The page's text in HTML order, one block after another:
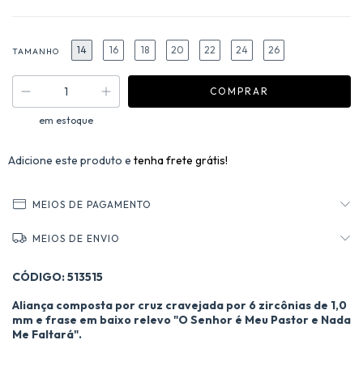
TAMANHO 14 16 18 20 22 24 26
em estoque
Adicione este produto e tenha frete grátis!
MEIOS DE PAGAMENTO
MEIOS DE ENVIO
CÓDIGO: 513515
Aliança composta por cruz cravejada por 6 zircônias de 1,0
mm e frase em baixo relevo "O Senhor é Meu Pastor e Nada
Me Faltará".